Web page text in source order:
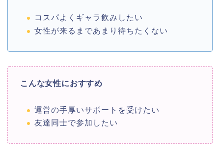
コスパよくギャラ飲みしたい
女性が来るまであまり待ちたくない
こんな女性におすすめ
運営の手厚いサポートを受けたい
友達同士で参加したい